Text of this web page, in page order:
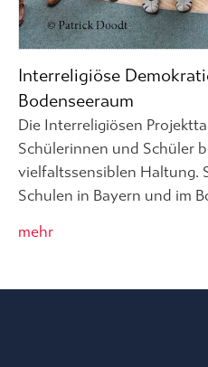
Interreligiöse
Bodenseeraum
Die Interreligiösen
Schülerinnen und Schüler
vielfaltssensiblen Haltung.
Schulen in Bayern und im
mehr